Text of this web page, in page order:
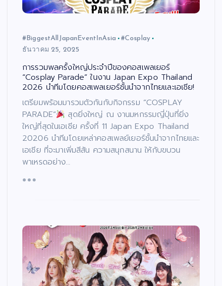
#BiggestAllJapanEventInAsia
#Cosplay
ธันวาคม 25, 2025
การรวมพลครั้งใหญ่ประจำปีของคอสเพลเยอร์
“Cosplay Parade” ในงาน Japan Expo Thailand
2026 นำทีมโดยคอสเพลเยอร์ชั้นนำจากไทยและเอเชีย!
เตรียมพร้อมมารวมตัวกันกับกิจกรรม “COSPLAY
PARADE”
สุดยิ่งใหญ่ ณ งานมหกรรมญี่ปุ่นที่ยิ่ง
ใหญ่ที่สุดในเอเชีย ครั้งที่ 11 Japan Expo Thailand
20206 นำทีมโดยเหล่าคอสเพลย์เยอร์ชั้นนำจากไทยและ
เอเชีย ที่จะมาเพิ่มสีสัน ความสนุกสนาน ให้กับขบวน
พาเหรดอย่าง…